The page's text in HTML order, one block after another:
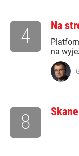
Na
na
4
8